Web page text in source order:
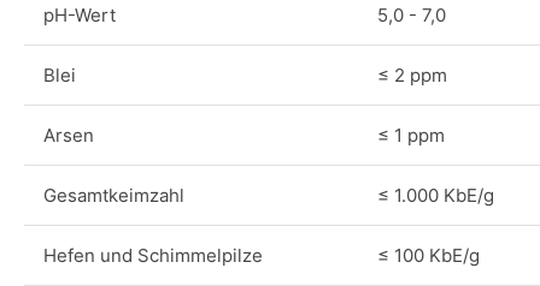
pH-Wert 5,0 - 7,0
Blei ≤ 2 ppm
Arsen ≤ 1 ppm
Gesamtkeimzahl ≤ 1.000 KbE/g
Hefen und Schimmelpilze ≤ 100 KbE/g